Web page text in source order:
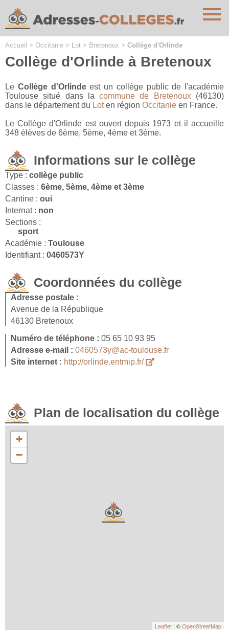
Accueil > Occitanie > Lot > Bretenoux > Collège d'Orlinde
Collège d'Orlinde à Bretenoux
Le Collège d'Orlindeest un collège public de l'académie
Toulouse situé dans lacommune de Bretenoux(46130)
dans le département du Loten région Occitanie en France.
Le Collège d'Orlinde est ouvert depuis 1973 et il accueille
348 élèves de 6ème, 5ème, 4ème et 3ème.
Informations sur le collège
Type : collège public
Classes : 6ème, 5ème, 4ème et 3ème
Cantine : oui
Internat : non
Sections :
sport
Académie : Toulouse
Identifiant : 0460573Y
Coordonnées du collège
Adresse postale :
Avenue de la République
46130 Bretenoux
Numéro de téléphone : 05 65 10 93 95
Adresse e-mail : 0460573y@ac-toulouse.fr
Site internet : http://orlinde.entmip.fr/
Plan de localisation du collège
+
−
Leaflet | ©OpenStreetMap